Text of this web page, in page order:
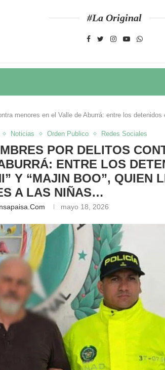
#La Original
menores en el Valle de Aburrá: entre los
Noticias Orden Publico Redes Sociales
POR DELITOS
ENTRE LOS
Y “MAJIN BOO”, QUIEN
A LAS NIÑAS…
mayo 18, 2026